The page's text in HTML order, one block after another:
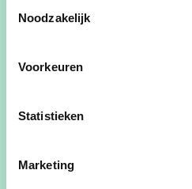
Noodzakelijk
Voorkeuren
Statistieken
Marketing
een
50 km/u, dus